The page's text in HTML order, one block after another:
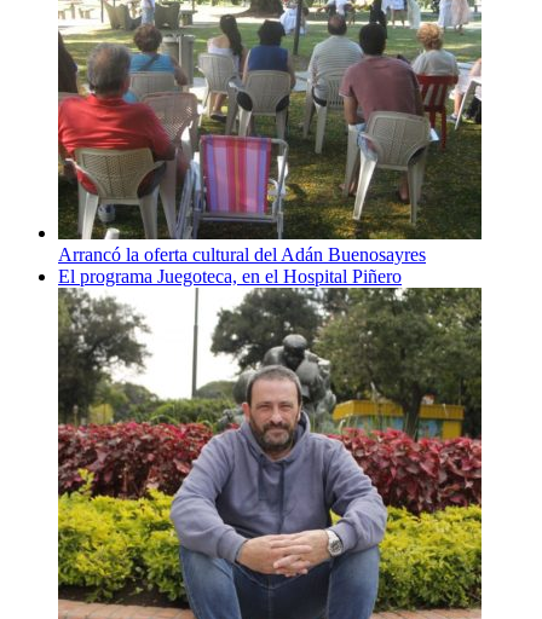
Arrancó la oferta cultural del Adán Buenosayres
El programa Juegoteca, en el Hospital Piñero